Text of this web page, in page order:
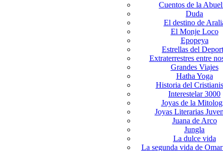
Cuentos de la
Duda
El destino de
El Monje Loco
Epopeya
Estrellas del
Extraterrestres entre
Grandes Viajes
Hatha Yoga
Historia del
Interestelar 3000
Joyas de la
Joyas Literarias
Juana de Arco
Jungla
La dulce vida
La segunda vida de